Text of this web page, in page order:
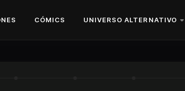
CÓMICS UNIVERSO ALTERNATIVO